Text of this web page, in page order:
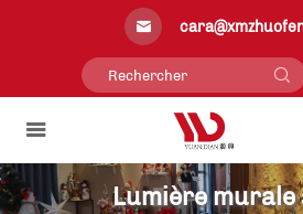
Lumière murale